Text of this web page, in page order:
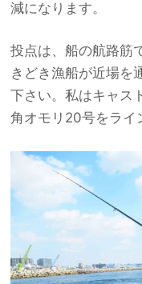
減になります。
投点は、船の航路筋
きどき漁船が近場を
下さい。私はキャス
角オモリ20号をライ